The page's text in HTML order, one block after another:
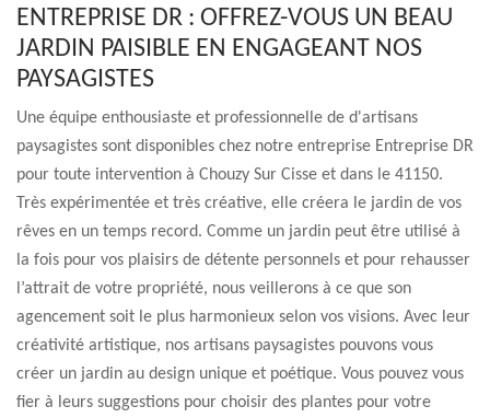
ENTREPRISE DR : OFFREZ-VOUS UN BEAU
JARDIN PAISIBLE EN ENGAGEANT NOS
PAYSAGISTES
Une équipe enthousiaste et professionnelle de d'artisans
paysagistes sont disponibles chez notre entreprise Entreprise DR
pour toute intervention à Chouzy Sur Cisse et dans le 41150.
Très expérimentée et très créative, elle créera le jardin de vos
rêves en un temps record. Comme un jardin peut être utilisé à
la fois pour vos plaisirs de détente personnels et pour rehausser
l’attrait de votre propriété, nous veillerons à ce que son
agencement soit le plus harmonieux selon vos visions. Avec leur
créativité artistique, nos artisans paysagistes pouvons vous
créer un jardin au design unique et poétique. Vous pouvez vous
fier à leurs suggestions pour choisir des plantes pour votre